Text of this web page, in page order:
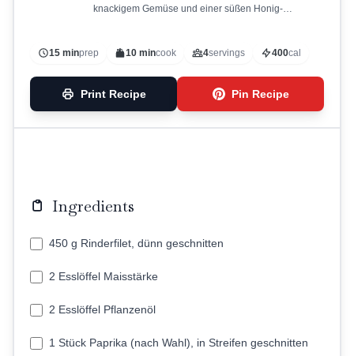
knackigem Gemüse und einer süßen Honig-
15 minprep 10 mincook 4servings 400cal
Print Recipe Pin Recipe
Ingredients
450 g Rinderfilet, dünn geschnitten
2 Esslöffel Maisstärke
2 Esslöffel Pflanzenöl
1 Stück Paprika (nach Wahl), in Streifen geschnitten